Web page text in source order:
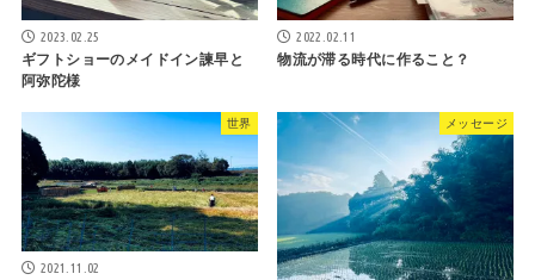
2023.02.25
ギフトショーのメイドイン諫早と
阿弥陀様
2022.02.11
物流が滞る時代に作ること？
世界
2021.11.02
メッセージ